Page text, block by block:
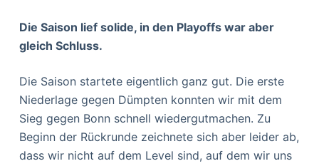
Die Saison lief solide, in den Playoffs war aber
gleich Schluss.
Die Saison startete eigentlich ganz gut. Die erste
Niederlage gegen Dümpten konnten wir mit dem
Sieg gegen Bonn schnell wiedergutmachen. Zu
Beginn der Rückrunde zeichnete sich aber leider ab,
dass wir nicht auf dem Level sind, auf dem wir uns